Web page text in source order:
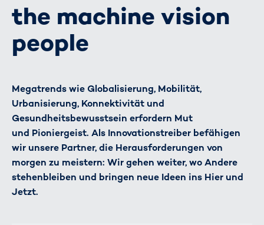
the machine vision
people
Megatrends wie Globalisierung, Mobilität,
Urbanisierung, Konnektivität und
Gesundheitsbewusstsein erfordern Mut
und Pioniergeist. Als Innovationstreiber befähigen
wir unsere Partner, die Herausforderungen von
morgen zu meistern: Wir gehen weiter, wo Andere
stehenbleiben und bringen neue Ideen ins Hier und
Jetzt.